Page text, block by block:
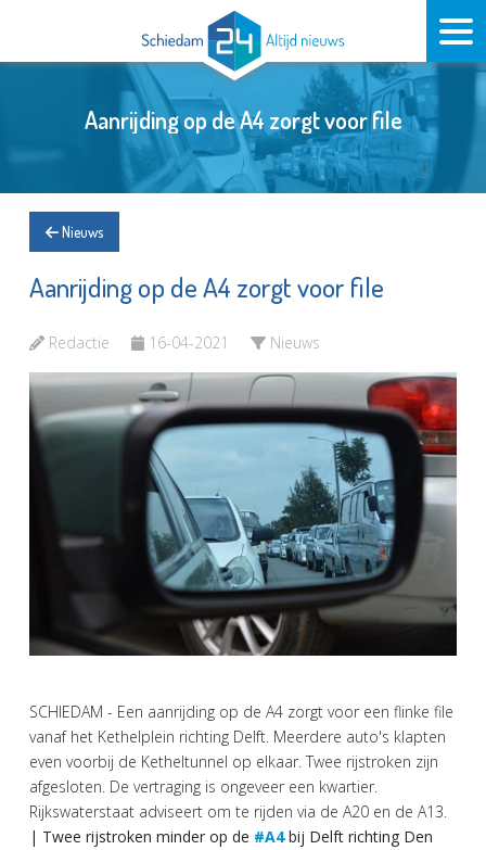
Aanrijding op de A4 zorgt voor file
Nieuws
Aanrijding op de A4 zorgt voor file
Redactie 16-04-2021 Nieuws
SCHIEDAM - Een aanrijding op de A4 zorgt voor een flinke file
vanaf het Kethelplein richting Delft. Meerdere auto's klapten
even voorbij de Ketheltunnel op elkaar. Twee rijstroken zijn
afgesloten. De vertraging is ongeveer een kwartier.
Rijkswaterstaat adviseert om te rijden via de A20 en de A13.
| Twee rijstroken minder op de #A4bij Delft richting Den